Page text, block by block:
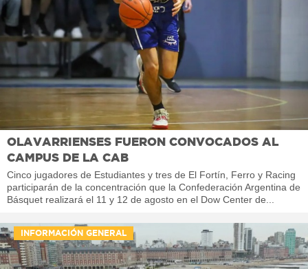
OLAVARRIENSES FUERON CONVOCADOS AL
CAMPUS DE LA CAB
Cinco jugadores de Estudiantes y tres de El Fortín, Ferro y Racing
participarán de la concentración que la Confederación Argentina de
Básquet realizará el 11 y 12 de agosto en el Dow Center de...
INFORMACIÓN GENERAL